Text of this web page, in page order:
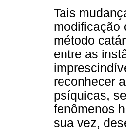
Tais
modificação
método
entre as
reconhecer
psíquicas,
fenômenos
sua vez,